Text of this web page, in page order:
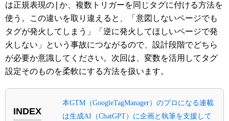
は正規表現の か、複数トリガーを同じタグに付ける方法を
使う。この違いを取り違えると、「意図しないページでも
タグが発火してしまう」「逆に発火してほしいページで発
火しない」という事故につながるので、設計段階でどちら
が必要か意識してください。次回は、変数を活用してタグ
設定そのものを柔軟にする方法を扱います。
INDEX
本GTM（GoogleTagManager）のプロになる連載
は生成AI（ChatGPT）に企画と執筆を支援して